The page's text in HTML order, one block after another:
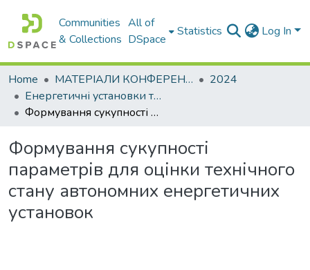
Communities
& Collections
All of
DSpace
Statistics Log In
Home МАТЕРІАЛИ КОНФЕРЕНЦІЙ
2024
Енергетичні установки та альтернативні джерела енергії
Формування сукупності параметрів для оцінки технічного стану автономних енергетичних установок
Формування сукупності
параметрів для оцінки технічного
стану автономних енергетичних
установок